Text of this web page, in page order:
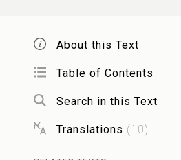
לָהֶֽם׃ {פ}
רָאשֵׁ֨י הָאָב֜וֹת
וְהַלְוִיִּ֔ם אֶל־עֶזְרָ֖א הַסֹּפֵ֑ר
About this Text
Table of Contents
Search in this Text
Translations (10)